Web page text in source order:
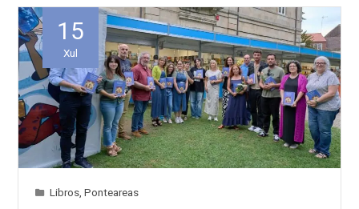
15
Xul
Libros ,Ponteareas